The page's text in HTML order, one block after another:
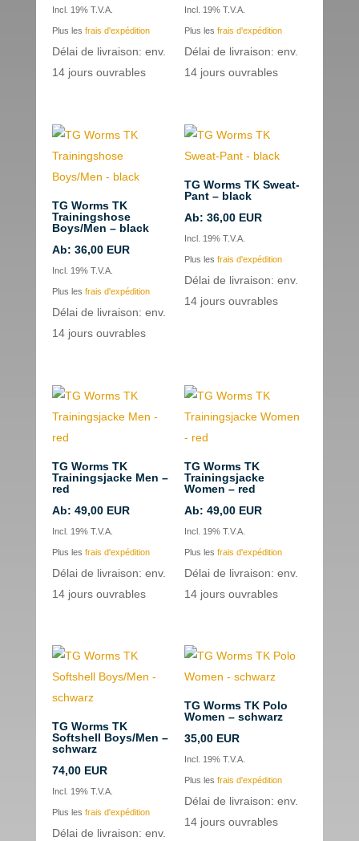
Incl. 19% T.V.A.
Plus les frais d'expédition
Délai de livraison: env.
14 jours ouvrables
Incl. 19% T.V.A.
Plus lesfrais d'expédition
Délai de livraison: env.
14 jours ouvrables
TG Worms TK
Trainingshose
Boys/Men – black
Ab: 36,00EUR
Incl. 19% T.V.A.
Plus les frais d'expédition
Délai de livraison: env.
14 jours ouvrables
TG Worms TK Sweat-
Pant – black
Ab:36,00 EUR
Incl. 19% T.V.A.
Plus lesfrais d'expédition
Délai de livraison: env.
14 jours ouvrables
TG Worms TK
Trainingsjacke Men –
red
Ab: 49,00EUR
Incl. 19% T.V.A.
Plus les frais d'expédition
Délai de livraison: env.
14 jours ouvrables
TG Worms TK
Trainingsjacke
Women – red
Ab:49,00 EUR
Incl. 19% T.V.A.
Plus lesfrais d'expédition
Délai de livraison: env.
14 jours ouvrables
TG Worms TK
Softshell Boys/Men –
schwarz
74,00EUR
Incl. 19% T.V.A.
Plus les frais d'expédition
Délai de livraison: env.
TG Worms TK Polo
Women – schwarz
35,00 EUR
Incl. 19% T.V.A.
Plus lesfrais d'expédition
Délai de livraison: env.
14 jours ouvrables